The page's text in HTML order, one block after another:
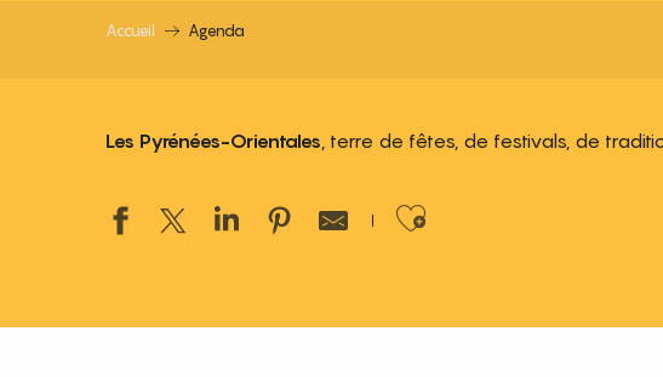
Accueil Agenda
Les Pyrénées-Orientales, terre de fêtes, de festivals, de
Ajouter aux